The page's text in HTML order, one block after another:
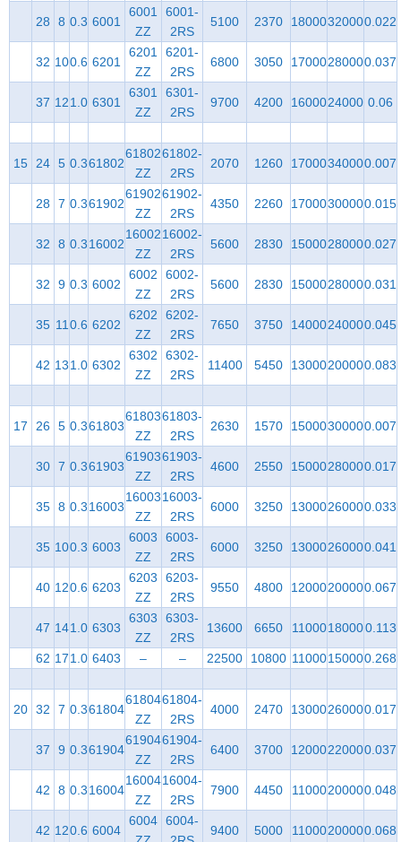
28 8 0.3 6001
6001
ZZ
6001-
2RS
5100 2370 18000320000.022
32 100.6 6201
6201
ZZ
6201-
2RS
6800 3050 17000280000.037
37 121.0 6301
6301
ZZ
6301-
2RS
9700 4200 1600024000 0.06
15 24 5 0.361802
61802
ZZ
61802-
2RS
2070 1260 17000340000.007
28 7 0.361902
61902
ZZ
61902-
2RS
4350 2260 17000300000.015
32 8 0.316002
16002
ZZ
16002-
2RS
5600 2830 15000280000.027
32 9 0.3 6002
6002
ZZ
6002-
2RS
5600 2830 15000280000.031
35 110.6 6202
6202
ZZ
6202-
2RS
7650 3750 14000240000.045
42 131.0 6302
6302
ZZ
6302-
2RS
11400 5450 13000200000.083
17 26 5 0.361803
61803
ZZ
61803-
2RS
2630 1570 15000300000.007
30 7 0.361903
61903
ZZ
61903-
2RS
4600 2550 15000280000.017
35 8 0.316003
16003
ZZ
16003-
2RS
6000 3250 13000260000.033
35 100.3 6003
6003
ZZ
6003-
2RS
6000 3250 13000260000.041
40 120.6 6203
6203
ZZ
6203-
2RS
9550 4800 12000200000.067
47 141.0 6303
6303
ZZ
6303-
2RS
13600 6650 11000180000.113
62 171.0 6403 – – 22500 10800 11000150000.268
20 32 7 0.361804
61804
ZZ
61804-
2RS
4000 2470 13000260000.017
37 9 0.361904
61904
ZZ
61904-
2RS
6400 3700 12000220000.037
42 8 0.316004
16004
ZZ
16004-
2RS
7900 4450 11000200000.048
42 120.6 6004
6004 6004-
9400 5000 11000200000.068